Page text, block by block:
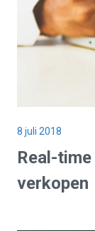
8 juli 2018
Real-
verkopen